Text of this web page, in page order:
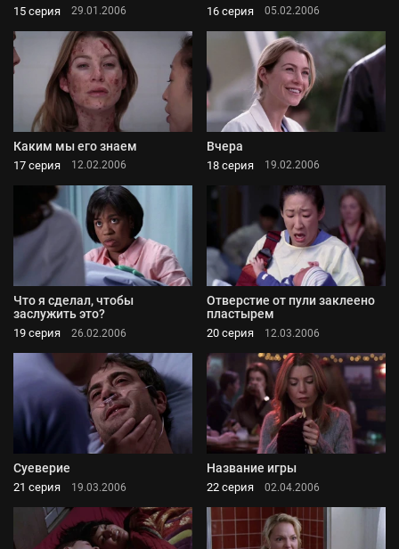
15 серия 29.01.2006 16 серия 05.02.2006
Каким мы его знаем
17 серия 12.02.2006
Вчера
18 серия 19.02.2006
Что я сделал, чтобы
заслужить это?
19 серия 26.02.2006
Отверстие от пули заклеено
пластырем
20 серия 12.03.2006
Суеверие
21 серия 19.03.2006
Название игры
22 серия 02.04.2006